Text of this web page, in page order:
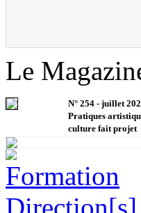
Le
N° 254 - juillet
Pratiques
culture fait projet